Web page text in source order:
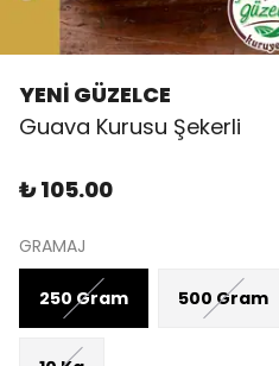
YENİ GÜZELCE
Guava Kurusu Şekerli
₺ 105.00
GRAMAJ
250 Gram 500 Gram